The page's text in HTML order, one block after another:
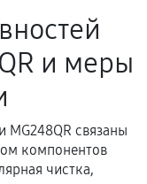
перечнем
и меры
связаны
компонентов
чистка,